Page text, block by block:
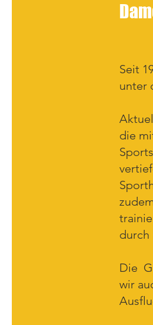
Seit
unter
die
durch
Die
wir